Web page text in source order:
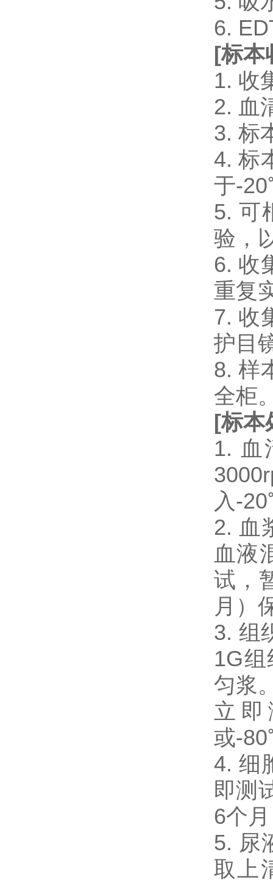
6.
[标本
1. 收
2. 血
3. 标
4. 标
于-
5. 可
验，
6. 收
重复
7. 收
护目
8. 样
全柜
[标本
1. 血
入-
2. 血
血液
试，
月）
3. 组
1G
匀浆
立
或-
4. 细
即测
6个
5. 尿
取上